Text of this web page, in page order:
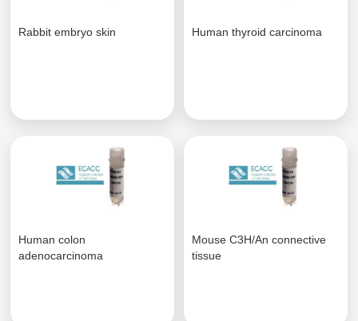
Rabbit embryo skin Human thyroid carcinoma
Human colon
adenocarcinoma
Mouse C3H/An connective
tissue